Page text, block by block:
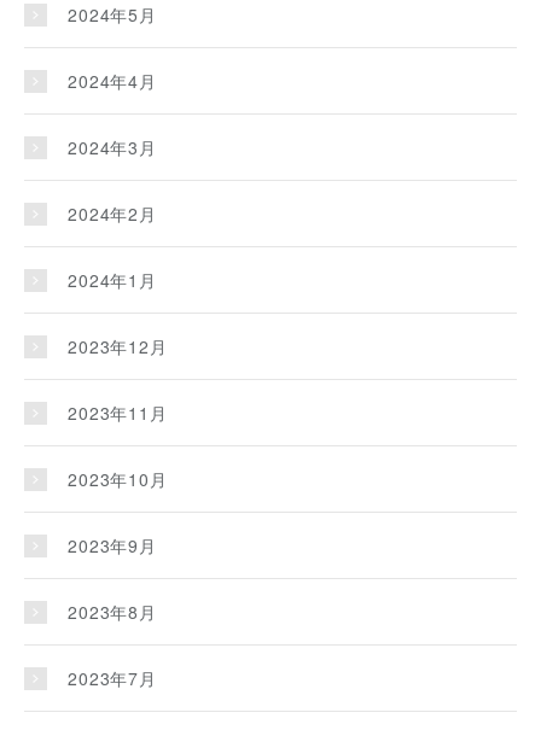
2024年5月
2024年4月
2024年3月
2024年2月
2024年1月
2023年12月
2023年11月
2023年10月
2023年9月
2023年8月
2023年7月